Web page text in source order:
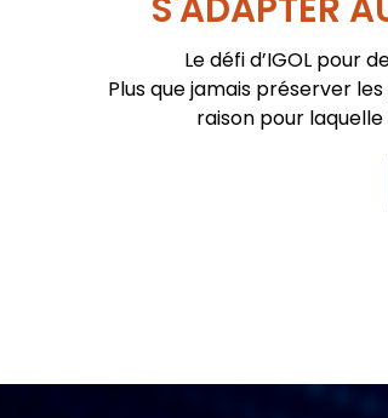
Le défi d’IGOL pour
Plus que jamais préserver
raison pour